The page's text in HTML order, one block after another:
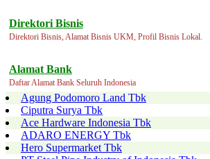
Direktori Bisnis
Direktori Bisnis, Alamat Bisnis UKM, Profil Bisnis Lokal.
Alamat Bank
Daftar Alamat Bank Seluruh Indonesia
Agung Podomoro Land Tbk
Ciputra Surya Tbk
Ace Hardware Indonesia Tbk
ADARO ENERGY Tbk
Hero Supermarket Tbk